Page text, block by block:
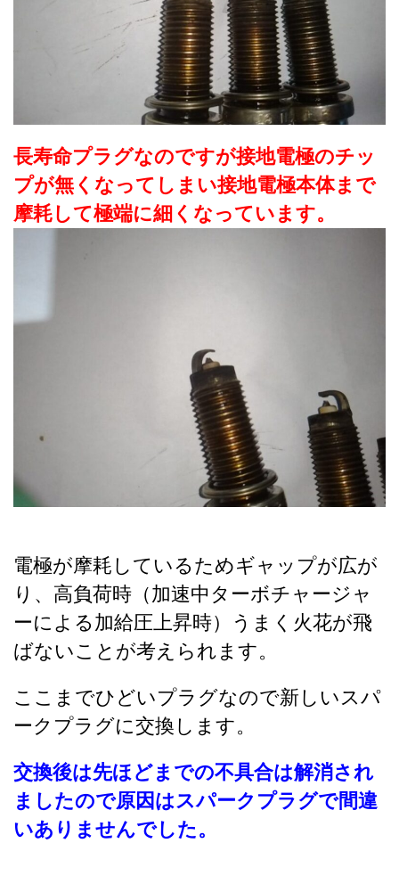
長寿命プラグなのですが接地電極のチッ
プが無くなってしまい接地電極本体まで
摩耗して極端に細くなっています。
電極が摩耗しているためギャップが広が
り、高負荷時（加速中ターボチャージャ
ーによる加給圧上昇時）うまく火花が飛
ばないことが考えられます。
ここまでひどいプラグなので新しいスパ
ークプラグに交換します。
交換後は先ほどまでの不具合は解消され
ましたので原因はスパークプラグで間違
いありませんでした。